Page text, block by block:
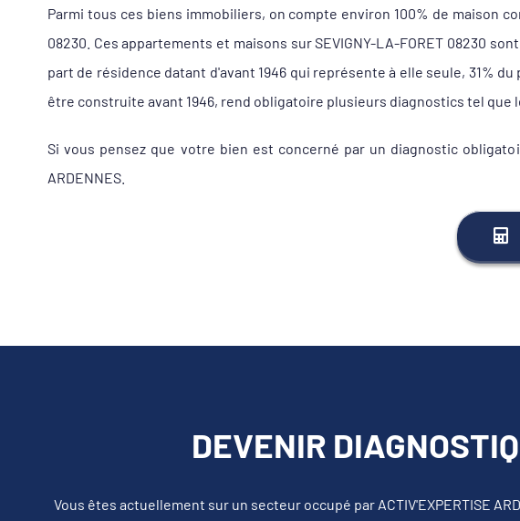
Parmi tous ces biens immobiliers, on compte environ 100% de maison
08230. Ces appartements et maisons sur SEVIGNY-LA-FORET 08230
part de résidence datant d'avant 1946 qui représente à elle seule, 31%
être construite avant 1946, rend obligatoire plusieurs diagnostics tel que
Si vous pensez que votre bien est concerné par un diagnostic
ARDENNES.
DEVENIR
Vous êtes actuellement sur un secteur occupé par ACTIV'EXPERTISE